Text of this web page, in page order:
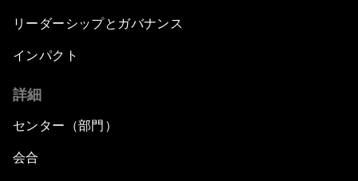
リーダーシップとガバナンス
インパクト
詳細
センター（部門）
会合